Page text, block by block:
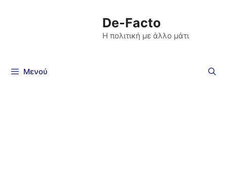
De-Facto
Η πολιτική με άλλο μάτι
Μενού